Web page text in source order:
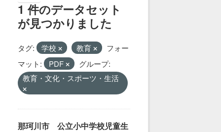
1 件のデータセット
が見つかりました
タグ: 学校 教育
フォー
マット:
PDF
グループ:
教育・文化・スポーツ・生活
那珂川市 公立小中学校児童生